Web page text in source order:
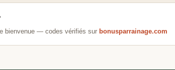
bienvenue — codes vérifiés sur bonusparrainage.com